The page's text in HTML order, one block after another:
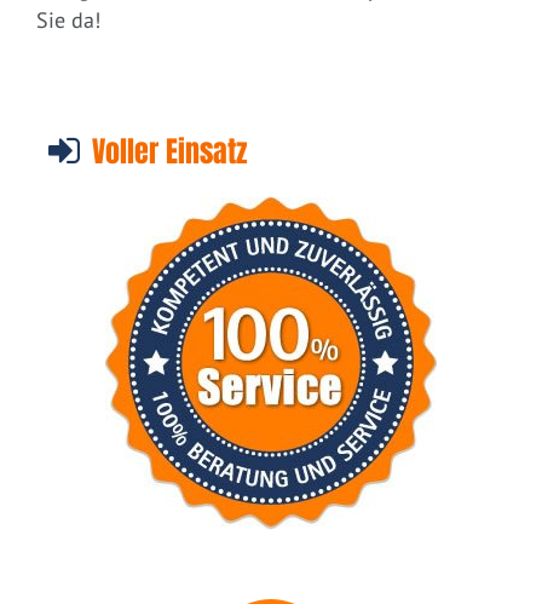
Sie da!
Voller Einsatz